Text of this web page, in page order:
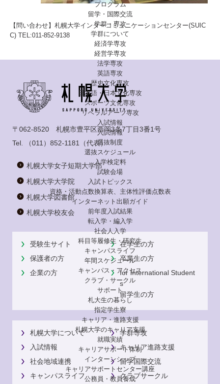
プログラム
留学・国際交流
学群・専攻
学群について
経済学専攻
経営学専攻
法学専攻
英語専攻
歴史文化専攻
日本語・日本文化専攻
スポーツ文化専攻
リベラルアーツ専攻
入試情報
入試情報
選抜制度
選抜スケジュール
入学検定料
試験会場
入試トピックス
資格・活動点数換算表、主体性評価点数表
インターネット出願ガイド
前年度入試結果
転入学・編入学
社会人入学
科目等履修生・研究生
キャンパスライフ
年間スケジュール
キャンパス・アクセス
クラブ・サークル
サポート
札大生の暮らし
指定学生寮
キャリア・進路支援
札幌大学のキャリア支援
就職実績
キャリアサポート体制
インターンシップ
キャリアサポートセンター講座
公務員・教員養成
【問い合わせ】札幌大学インターコミュニケーションセンター(SUIC
C) TEL:011-852-9138
〒062-8520 札幌市豊平区西岡3条7丁目3番1号
Tel.
（011）852-1181 （代表）
札幌大学女子短期大学部
札幌大学大学院
札幌大学図書館
札幌大学校友会
受験生サイト
在学生の方
保護者の方
卒業生の方
企業の方
for International Student
s
留学生の方
札幌大学について
学群専攻
入試情報
キャリア進路支援
社会地域連携
留学国際交流
キャンパスライフ
クラブサークル